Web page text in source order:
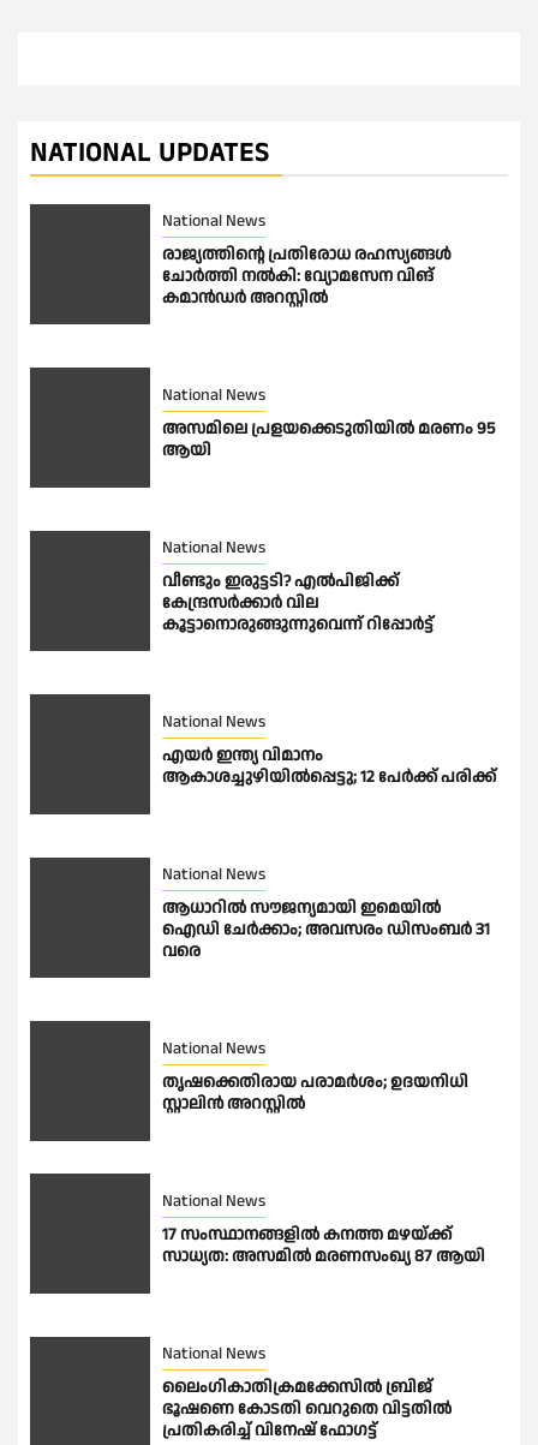
NATIONAL UPDATES
National News
രാജ്യത്തിൻ്റെ പ്രതിരോധ രഹസ്യങ്ങൾ
ചോർത്തി നൽകി: വ്യോമസേന വിങ്
കമാൻഡർ അറസ്റ്റിൽ
National News
അസമിലെ പ്രളയക്കെടുതിയില്‍ മരണം 95
ആയി
National News
വീണ്ടും ഇരുട്ടടി? എല്‍പിജിക്ക്
കേന്ദ്രസർക്കാർ വില
കൂട്ടാനൊരുങ്ങുന്നുവെന്ന് റിപ്പോർട്ട്
National News
എയർ ഇന്ത്യ വിമാനം
ആകാശച്ചുഴിയിൽപ്പെട്ടു; 12 പേർക്ക് പരിക്ക്
National News
ആധാറിൽ സൗജന്യമായി ഇമെയില്‍
ഐഡി ചേര്‍ക്കാം; അവസരം ഡിസംബര്‍ 31
വരെ
National News
തൃഷക്കെതിരായ പരാമർശം; ഉദയനിധി
സ്റ്റാലിൻ അറസ്റ്റിൽ
National News
17 സംസ്ഥാനങ്ങളിൽ കനത്ത മഴയ്ക്ക്
സാധ്യത: അസമിൽ മരണസംഖ്യ 87 ആയി
National News
ലൈംഗികാതിക്രമക്കേസിൽ ബ്രിജ്
ഭൂഷണെ കോടതി വെറുതെ വിട്ടതിൽ
പ്രതികരിച്ച് വിനേഷ് ഫോഗട്ട്